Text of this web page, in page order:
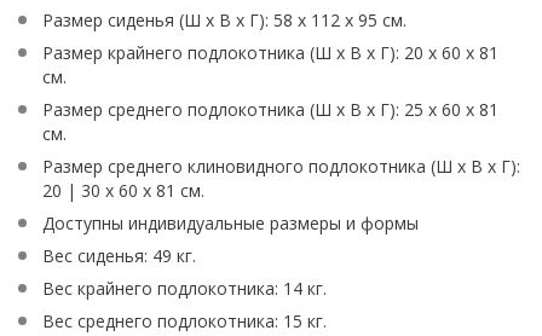
Размер сиденья (Ш x В x Г): 58 х 112 х 95 см.
Размер крайнего подлокотника (Ш x В x Г): 20 x 60 x 81
см.
Размер среднего подлокотника (Ш x В x Г): 25 x 60 x 81
см.
Размер среднего клиновидного подлокотника (Ш x В x Г):
20 | 30 x 60 x 81 см.
Доступны индивидуальные размеры и формы
Вес сиденья: 49 кг.
Вес крайнего подлокотника: 14 кг.
Вес среднего подлокотника: 15 кг.